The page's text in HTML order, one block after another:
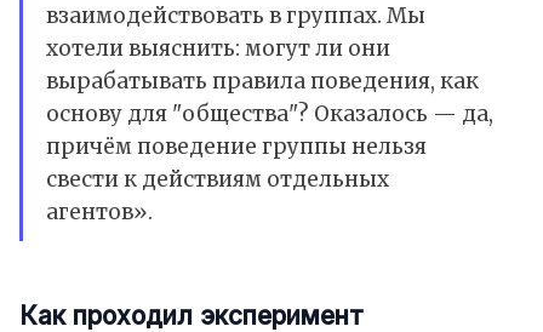
взаимодействовать в группах. Мы
хотели выяснить: могут ли они
вырабатывать правила поведения, как
основу для "общества"? Оказалось — да,
причём поведение группы нельзя
свести к действиям отдельных
агентов».
Как проходил эксперимент